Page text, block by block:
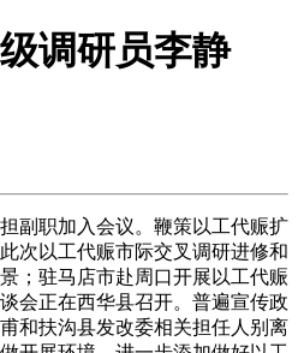
调研员李静
职加入会议。鞭策以工代赈扩
次以工代赈市际交叉调研进修和
；驻马店市赴周口开展以工代赈
会正在西华县召开。普遍宣传政
和扶沟县发改委相关担任人别离